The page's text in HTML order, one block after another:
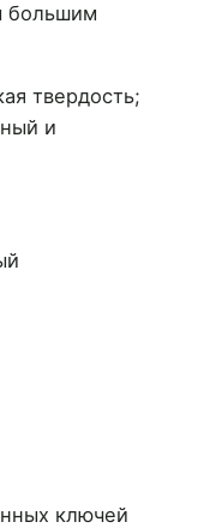
большим
твердость;
и
ключей